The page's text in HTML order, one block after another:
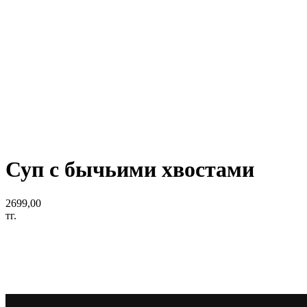
Суп с бычьими хвостами
2699,00
тг.